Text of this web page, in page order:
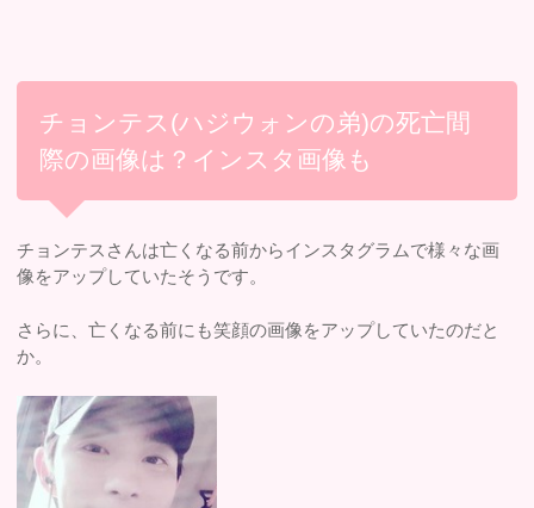
チョンテス(ハジウォンの弟)の死亡間
際の画像は？インスタ画像も
チョンテスさんは亡くなる前からインスタグラムで様々な画
像をアップしていたそうです。
さらに、亡くなる前にも笑顔の画像をアップしていたのだと
か。